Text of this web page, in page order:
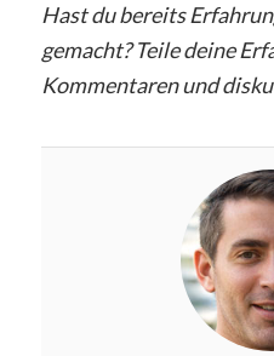
Hast du bereits
gemacht? Teile deine
Kommentaren und